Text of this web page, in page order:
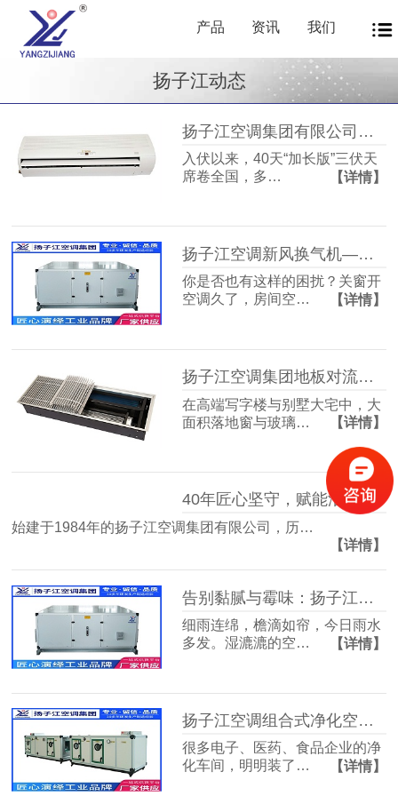
产品 资讯 我们
扬子江动态
扬子江空调集团有限公司商用暖通源头厂家，40年匠心护航从容度伏
入伏以来，40天“加长版”三伏天
席卷全国，多…
【详情】
扬子江空调新风换气机——告别室内空气闷浊，畅享洁净富氧新生活
你是否也有这样的困扰？关窗开
空调久了，房间空…
【详情】
扬子江空调集团地板对流器：破解冬冷夏热难题，打造四季如春的舒适空间
在高端写字楼与别墅大宅中，大
面积落地窗与玻璃…
【详情】
40年匠心坚守，赋能洁净空气未来
始建于1984年的扬子江空调集团有限公司，历…
【详情】
告别黏腻与霉味：扬子江空调的梅雨季舒适生活指南
细雨连绵，檐滴如帘，今日雨水
多发。湿漉漉的空…
【详情】
扬子江空调组合式净化空调箱，彻底解决车间洁净度不达标难题
很多电子、医药、食品企业的净
化车间，明明装了…
【详情】